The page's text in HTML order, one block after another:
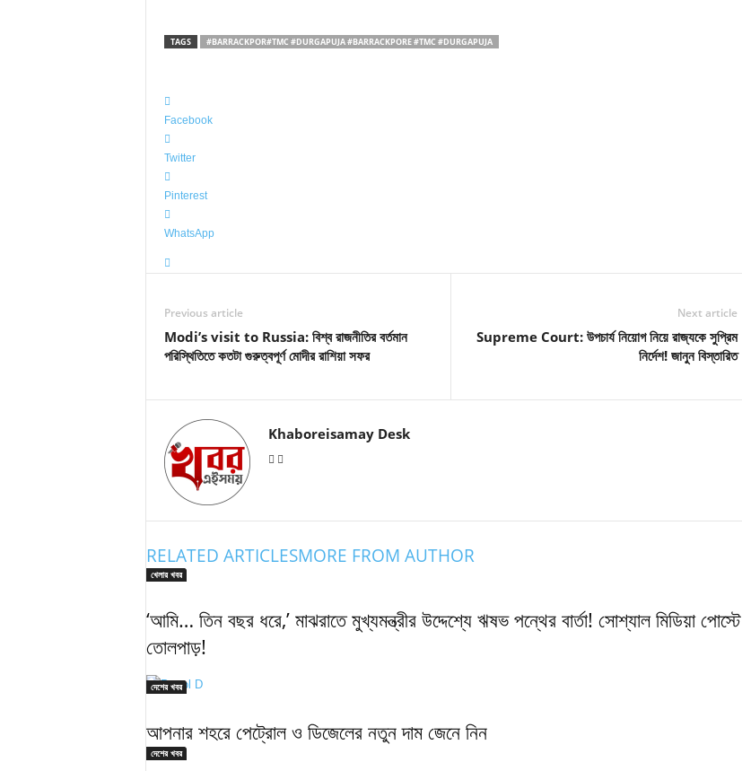
TAGS #BARRACKPOR#TMC #DURGAPUJA #BARRACKPORE #TMC #DURGAPUJA
Facebook
Twitter
Pinterest
WhatsApp
Previous article
Modi’s visit to Russia: বিশ্ব রাজনীতির বর্তমান
পরিস্থিতিতে কতটা গুরুত্বপূর্ণ মোদীর রাশিয়া সফর
Next article
Supreme Court: উপচার্য নিয়োগ নিয়ে রাজ্যকে সুপ্রিম
নির্দেশ! জানুন বিস্তারিত
Khaboreisamay Desk
RELATED ARTICLESMORE FROM AUTHOR
খেলার খবর
‘আমি… তিন বছর ধরে,’ মাঝরাতে মুখ্যমন্ত্রীর উদ্দেশ্যে ঋষভ পন্থের বার্তা! সোশ্যাল মিডিয়া পোস্টে
তোলপাড়!
দেশের খবর
আপনার শহরে পেট্রোল ও ডিজেলের নতুন দাম জেনে নিন
দেশের খবর